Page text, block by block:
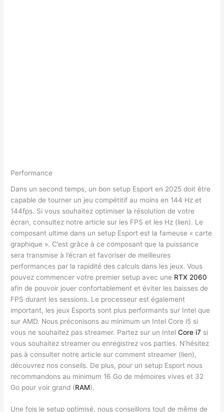
Performance
Dans un second temps, un bon setup Esport en 2025 doit être
capable de tourner un jeu compétitif au moins en 144 Hz et
144fps. Si vous souhaitez optimiser la résolution de votre
écran, consultez notre article sur les FPS et les Hz (lien). Le
composant ultime dans un setup Esport est la fameuse « carte
graphique ». C’est grâce à ce composant que la puissance
sera transmise à l’écran et favoriser de meilleures
performances par la rapidité des calculs dans les jeux. Vous
pouvez commencer votre premier setup avec une RTX 2060
afin de pouvoir jouer confortablement et éviter les baisses de
FPS durant les sessions. Le processeur est également
important, les jeux Esports sont plus performants sur Intel que
sur AMD. Nous préconisons au minimum un Intel Core i5 si
vous ne souhaitez pas streamer. Partez sur un IntelCore i7 si
vous souhaitez streamer ou enregistrez vos parties. N’hésitez
pas à consulter notre article sur comment streamer (lien),
découvrez nos conseils. De plus, pour un setup Esport nous
recommandons au minimum 16 Go de mémoires vives et 32
Go pour voir grand (RAM).
Une fois le setup optimisé, nous conseillons tout de même de